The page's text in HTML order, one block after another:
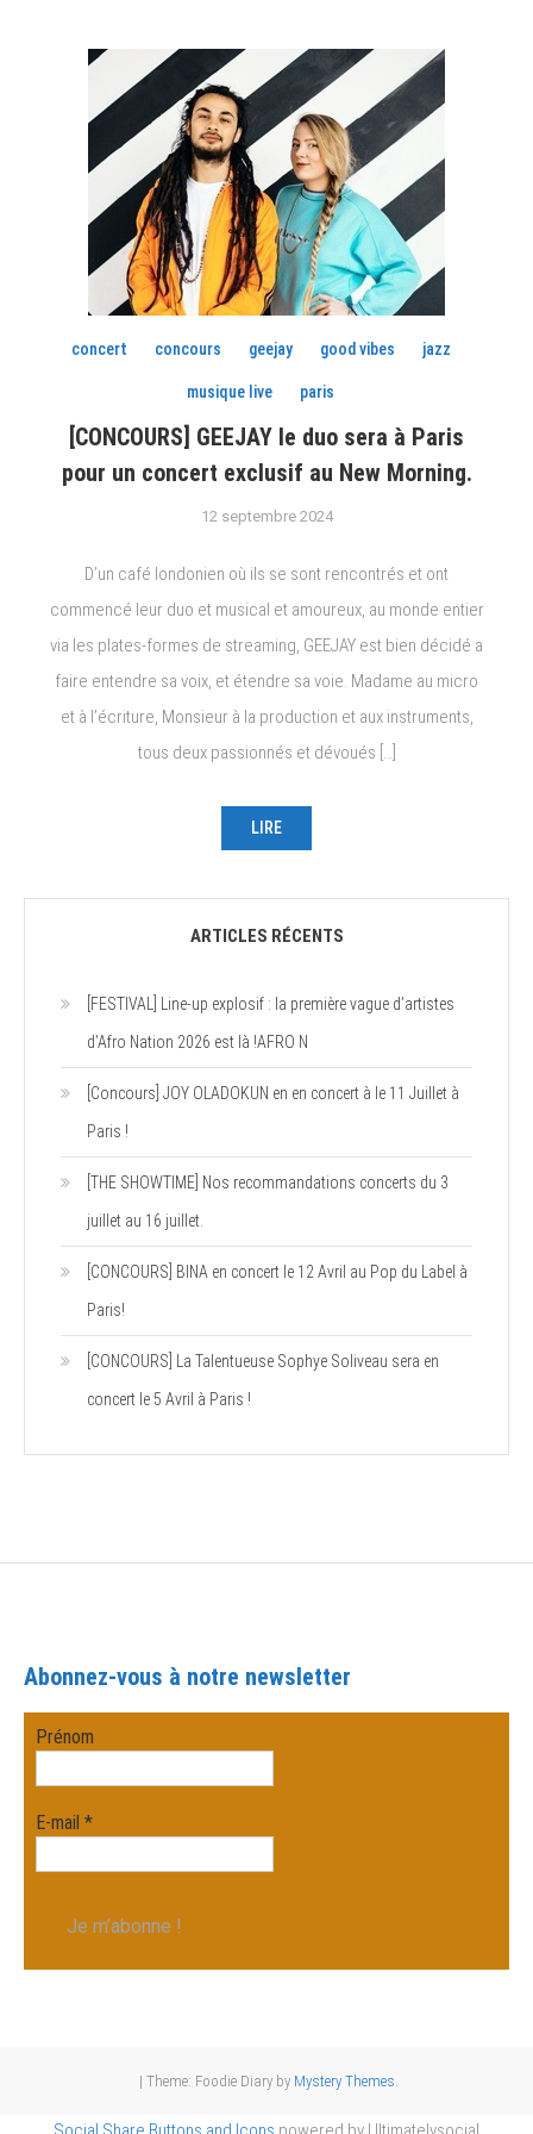
concert concours geejay good vibes jazz
musique live paris
[CONCOURS] GEEJAY le duo sera à Paris
pour un concert exclusif au New Morning.
12 septembre 2024
D’un café londonien où ils se sont rencontrés et ont
commencé leur duo et musical et amoureux, au monde entier
via les plates-formes de streaming, GEEJAY est bien décidé a
faire entendre sa voix, et étendre sa voie. Madame au micro
et à l’écriture, Monsieur à la production et aux instruments,
tous deux passionnés et dévoués […]
LIRE
ARTICLES RÉCENTS
[FESTIVAL] Line-up explosif : la première vague d’artistes
d’Afro Nation 2026 est là !AFRO N
[Concours] JOY OLADOKUN en en concert à le 11 Juillet à
Paris !
[THE SHOWTIME] Nos recommandations concerts du 3
juillet au 16 juillet.
[CONCOURS] BINA en concert le 12 Avril au Pop du Label à
Paris!
[CONCOURS] La Talentueuse Sophye Soliveau sera en
concert le 5 Avril à Paris !
Abonnez-vous à notre newsletter
Prénom
E-mail*
| Theme: Foodie Diary by Mystery Themes.